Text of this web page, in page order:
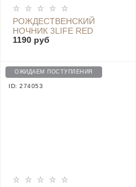
РОЖДЕСТВЕНСКИЙ
НОЧНИК 3LIFE RED
1190 руб
ОЖИДАЕМ ПОСТУПЛЕНИЯ
ID: 274053